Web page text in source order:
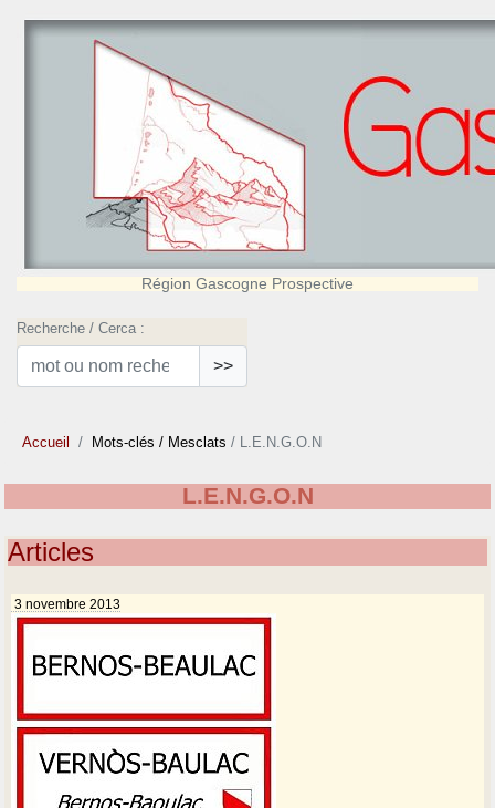
Région Gascogne Prospective
Recherche / Cerca :
>>
Accueil Mots-clés / Mesclats / L.E.N.G.O.N
L.E.N.G.O.N
Articles
3 novembre 2013